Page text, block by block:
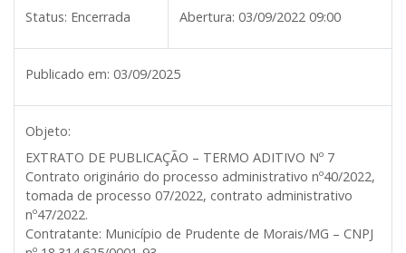
Status: Encerrada Abertura: 03/09/2022 09:00
Publicado em: 03/09/2025
Objeto:
EXTRATO DE PUBLICAÇÃO – TERMO ADITIVO Nº 7
Contrato originário do processo administrativo nº40/2022,
tomada de processo 07/2022, contrato administrativo
nº47/2022.
Contratante: Município de Prudente de Morais/MG – CNPJ